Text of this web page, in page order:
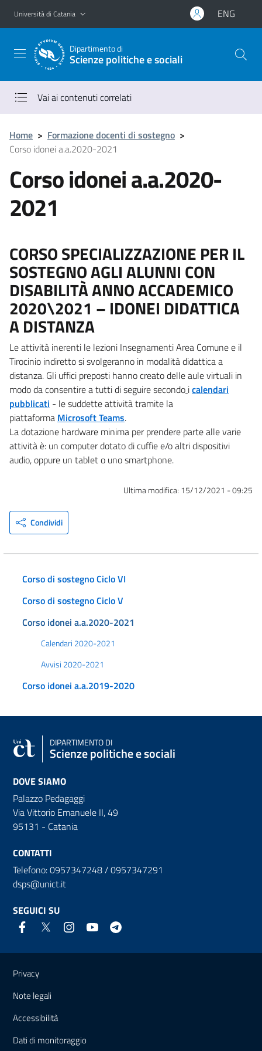
Vai al contenuto principale
Vai al menu di navigazione
Università di Catania ENG
Dipartimento di
Scienze politiche e sociali
Vai ai contenuti correlati
Home > Formazione docenti di sostegno >
Corso idonei a.a.2020-2021
Corso idonei a.a.2020-
2021
CORSO SPECIALIZZAZIONE PER IL
SOSTEGNO AGLI ALUNNI CON
DISABILITÀ ANNO ACCADEMICO
2020\2021 – IDONEI DIDATTICA
A DISTANZA
Le attività inerenti le lezioni Insegnamenti Area Comune e il
Tirocinio indiretto si svolgeranno in modalità didattica a
distanza. Gli uffici preposti hanno creato delle aule virtuali in
modo da consentire a tutti di seguire secondo icalendari
pubblicati - le suddette attività tramite la
piattaforma Microsoft Teams.
La dotazione hardware minima per prendere parte alle varie
attività è: un computer dotato di cuffie e/o altri dispositivi
audio, oppure un tablet o uno smartphone.
Ultima modifica: 15/12/2021 - 09:25
Condividi
Corso di sostegno Ciclo VI
Corso di sostegno Ciclo V
Corso idonei a.a.2020-2021
Calendari 2020-2021
Avvisi 2020-2021
Corso idonei a.a.2019-2020
DIPARTIMENTO DI
Scienze politiche e sociali
DOVE SIAMO
Palazzo Pedagaggi
Via Vittorio Emanuele II, 49
95131 - Catania
CONTATTI
Telefono: 0957347248 / 0957347291
dsps@unict.it
SEGUICI SU
Link e informazioni utili
Privacy
Note legali
Accessibilità
Dati di monitoraggio